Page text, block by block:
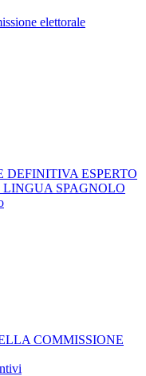
elettorale
ESPERTO
SPAGNOLO
COMMISSIONE